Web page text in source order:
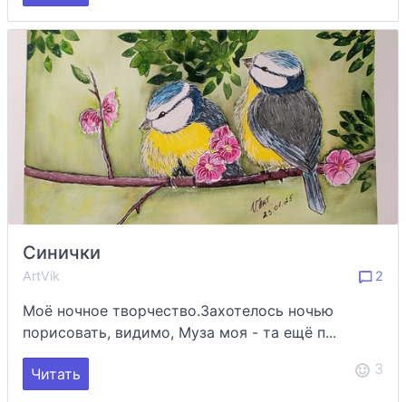
Синички
ArtVik 2
Моё ночное творчество.Захотелось ночью
порисовать, видимо, Муза моя - та ещё п...
Читать 3